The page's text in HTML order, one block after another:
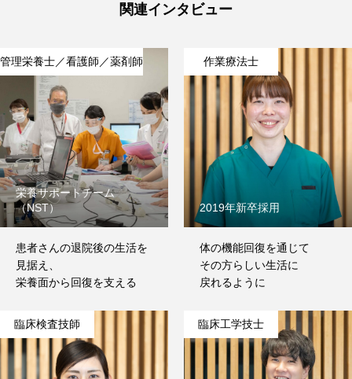
HOME
お知らせ
病院概要
関連インタビュー
管理栄養士／看護師／薬剤師
栄養サポートチーム
（NST）
患者さんの退院後の生活を
見据え、
栄養面から回復を支える
作業療法士
2019年新卒採用
体の機能回復を通じて
その方らしい生活に
戻れるように
臨床検査技師 臨床工学技士